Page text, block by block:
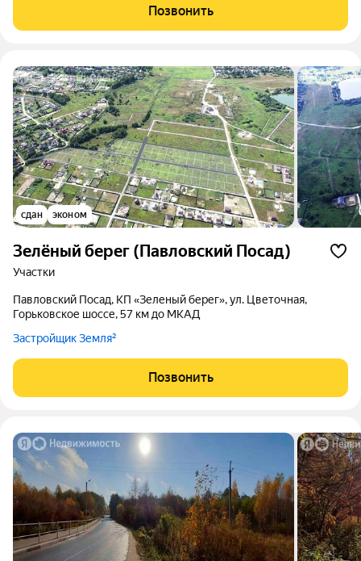
Позвонить
сдан эконом
Зелёный берег (Павловский Посад)
участки
Павловский Посад, КП «Зеленый берег», ул. Цветочная,
Горьковское шоссе, 57 км до МКАД
Застройщик Земля²
Позвонить